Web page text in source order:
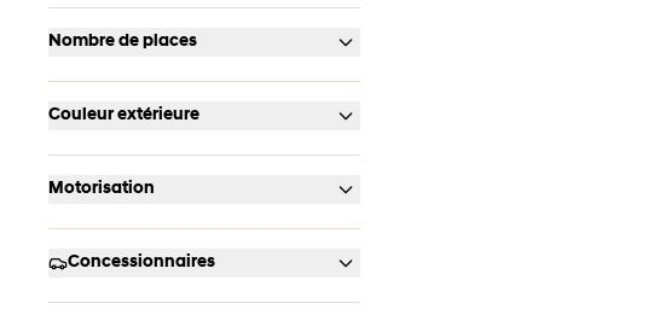
Nombre de places
Couleur extérieure
Motorisation
Concessionnaires